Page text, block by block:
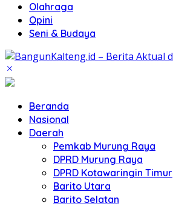
Olahraga
Opini
Seni & Budaya
Beranda
Nasional
Daerah
Pemkab Murung Raya
DPRD Murung Raya
DPRD Kotawaringin Timur
Barito Utara
Barito Selatan